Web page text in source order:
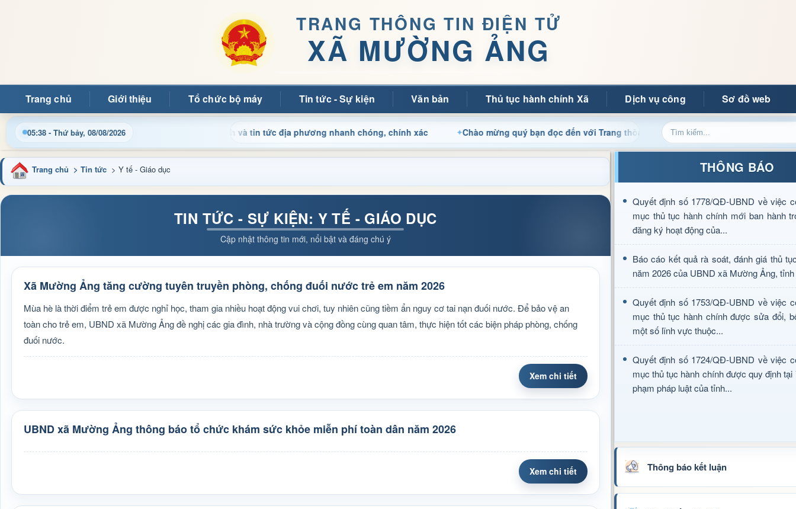
TRANG THÔNG TIN ĐIỆN TỬ
XÃ MƯỜNG ẢNG
Trang chủ Giới thiệu Tổ chức bộ máy Tin tức - Sự kiện Văn bản Thủ tục hành chính Xã Dịch vụ công Sơ đồ web
05:38 - Thứ bảy, 08/08/2026
nhật thông tin điều hành, thủ tục hành chính và tin tức địa phương nhanh chóng, chính xác Chào mừng quý bạn đọc đến với Trang thông tin điện tử xã Mường Ảng
Trang chủ > Tin tức > Y tế - Giáo dục
TIN TỨC - SỰ KIỆN: Y TẾ - GIÁO DỤC
Cập nhật thông tin mới, nổi bật và đáng chú ý
Xã Mường Ảng tăng cường tuyên truyền phòng, chống đuối nước trẻ em năm 2026
Mùa hè là thời điểm trẻ em được nghỉ học, tham gia nhiều hoạt động vui chơi, tuy nhiên cũng tiềm ẩn nguy cơ tai nạn đuối nước. Để bảo vệ an
toàn cho trẻ em, UBND xã Mường Ảng đề nghị các gia đình, nhà trường và cộng đồng cùng quan tâm, thực hiện tốt các biện pháp phòng, chống
đuối nước.
Xem chi tiết
UBND xã Mường Ảng thông báo tổ chức khám sức khỏe miễn phí toàn dân năm 2026
Xem chi tiết
THÔNG BÁO
Quyết định số 1778/QĐ-UBND về việc
mục thủ tục hành chính mới ban hành
đăng ký hoạt động của...
Báo cáo kết quả rà soát, đánh giá thủ
năm 2026 của UBND xã Mường Ảng,
Quyết định số 1753/QĐ-UBND về việc
mục thủ tục hành chính được sửa đổi,
một số lĩnh vực thuộc...
Quyết định số 1724/QĐ-UBND về việc
mục thủ tục hành chính được quy định tại
phạm pháp luật của tỉnh...
Thông báo kết luận